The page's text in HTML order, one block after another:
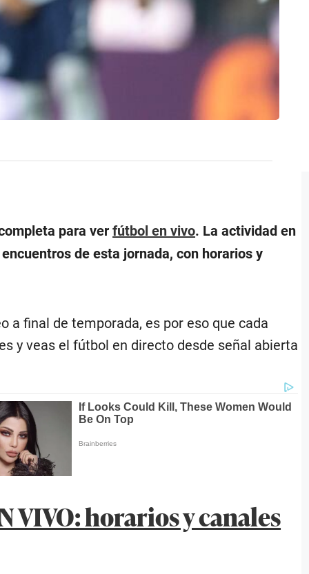
para verfútbol en vivo. La actividad en
de esta jornada, con horarios y
a final de temporada, es por eso que cada
y veas el fútbol en directo desde señal abierta
VIVO: horarios y canales